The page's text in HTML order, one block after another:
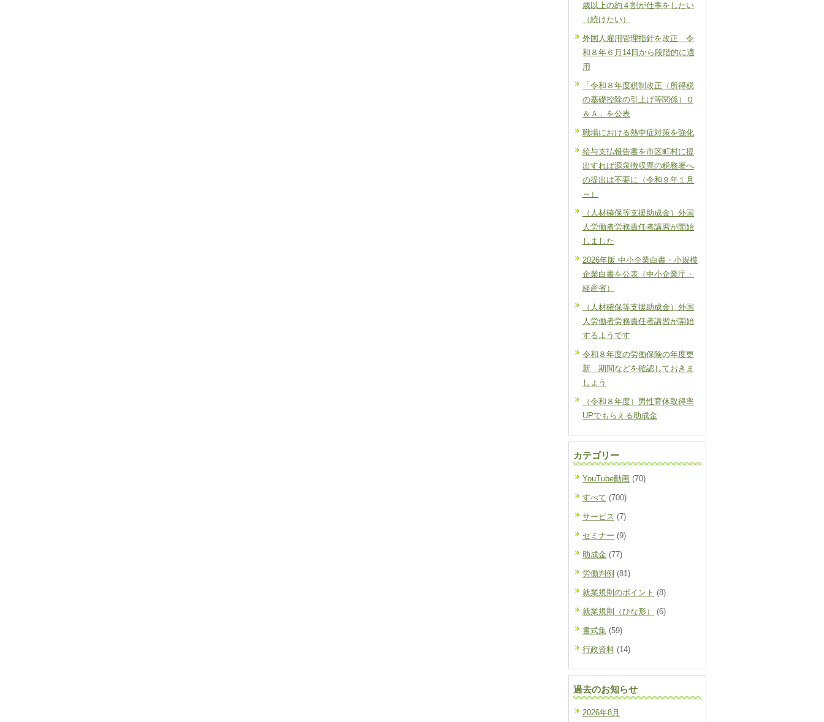
歳以上の約４割が仕事をしたい
（続けたい）
外国人雇用管理指針を改正 令
和８年６月14日から段階的に適
用
「令和８年度税制改正（所得税
の基礎控除の引上げ等関係）Ｑ
＆Ａ」を公表
職場における熱中症対策を強化
給与支払報告書を市区町村に提
出すれば源泉徴収票の税務署へ
の提出は不要に（令和９年１月
～）
（人材確保等支援助成金）外国
人労働者労務責任者講習が開始
しました
2026年版 中小企業白書・小規模
企業白書を公表（中小企業庁・
経産省）
（人材確保等支援助成金）外国
人労働者労務責任者講習が開始
するようです
令和８年度の労働保険の年度更
新 期間などを確認しておきま
しょう
（令和８年度）男性育休取得率
UPでもらえる助成金
カテゴリー
YouTube動画 (70)
すべて (700)
サービス (7)
セミナー (9)
助成金 (77)
労働判例 (81)
就業規則のポイント (8)
就業規則（ひな形） (6)
書式集 (59)
行政資料 (14)
過去のお知らせ
2026年8月